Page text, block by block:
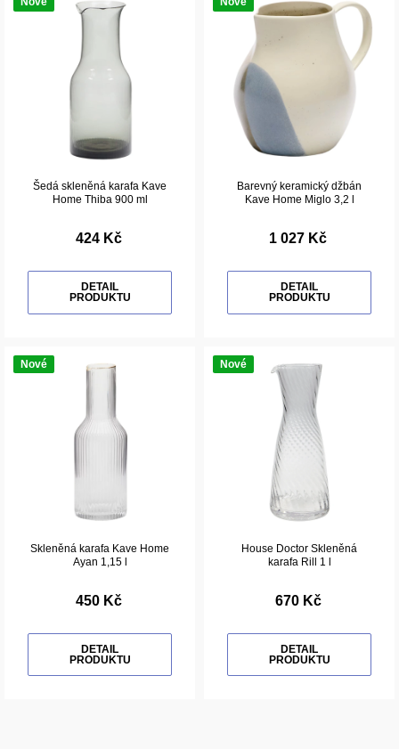
Šedá skleněná karafa Kave
Home Thiba 900 ml
424 Kč
DETAIL
PRODUKTU
Barevný keramický džbán
Kave Home Miglo 3,2 l
1 027 Kč
DETAIL
PRODUKTU
Nové
Skleněná karafa Kave Home
Ayan 1,15 l
450 Kč
DETAIL
PRODUKTU
Nové
House Doctor Skleněná
karafa Rill 1 l
670 Kč
DETAIL
PRODUKTU